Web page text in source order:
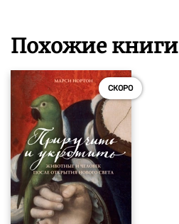
Похожие книги
СКОРО